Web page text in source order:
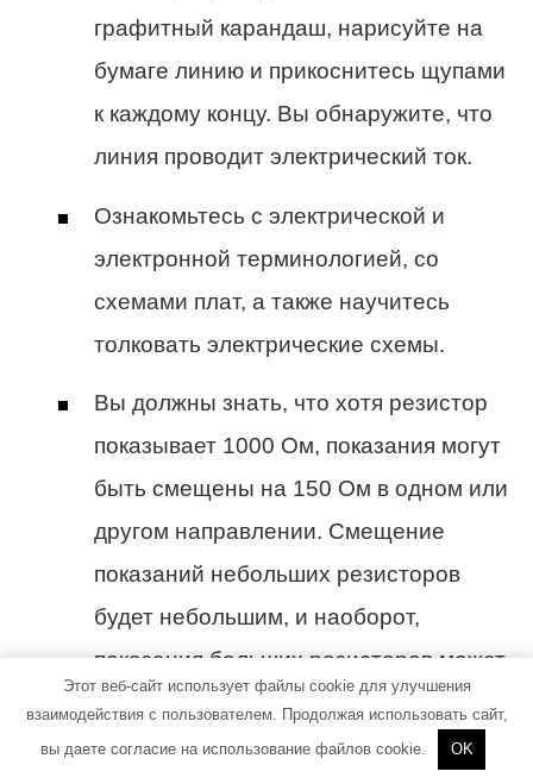
графитный карандаш, нарисуйте на
бумаге линию и прикоснитесь щупами
к каждому концу. Вы обнаружите, что
линия проводит электрический ток.
Ознакомьтесь с электрической и
электронной терминологией, со
схемами плат, а также научитесь
толковать электрические схемы.
Вы должны знать, что хотя резистор
показывает 1000 Ом, показания могут
быть смещены на 150 Ом в одном или
другом направлении. Смещение
показаний небольших резисторов
будет небольшим, и наоборот,
показания больших резисторов может
смещаться на большее число.
Чтобы запомнить диапазоны
Этот веб-сайт использует файлы cookie для улучшения
взаимодействия с пользователем. Продолжая использовать сайт,
вы даете согласие на использование файлов cookie.
OK